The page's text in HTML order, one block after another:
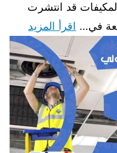
قد انتشرت
في… اقرأ المزيد